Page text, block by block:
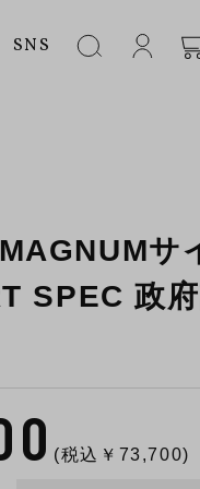
SNS
サ
SPEC 政
(税込￥ 73,700)